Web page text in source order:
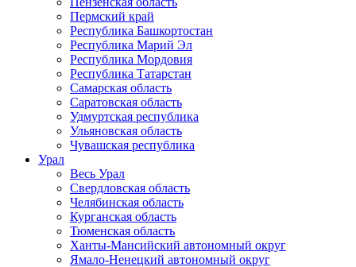
Пермский край
Республика Башкортостан
Республика Марий Эл
Республика Мордовия
Республика Татарстан
Самарская область
Саратовская область
Удмуртская республика
Ульяновская область
Чувашская республика
Урал
Весь Урал
Свердловская область
Челябинская область
Курганская область
Тюменская область
Ханты-Мансийский автономный округ
Ямало-Ненецкий автономный округ